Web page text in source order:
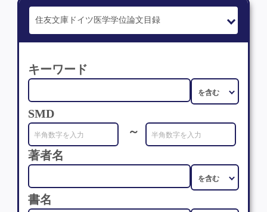
キーワード
SMD
～
著者名
書名